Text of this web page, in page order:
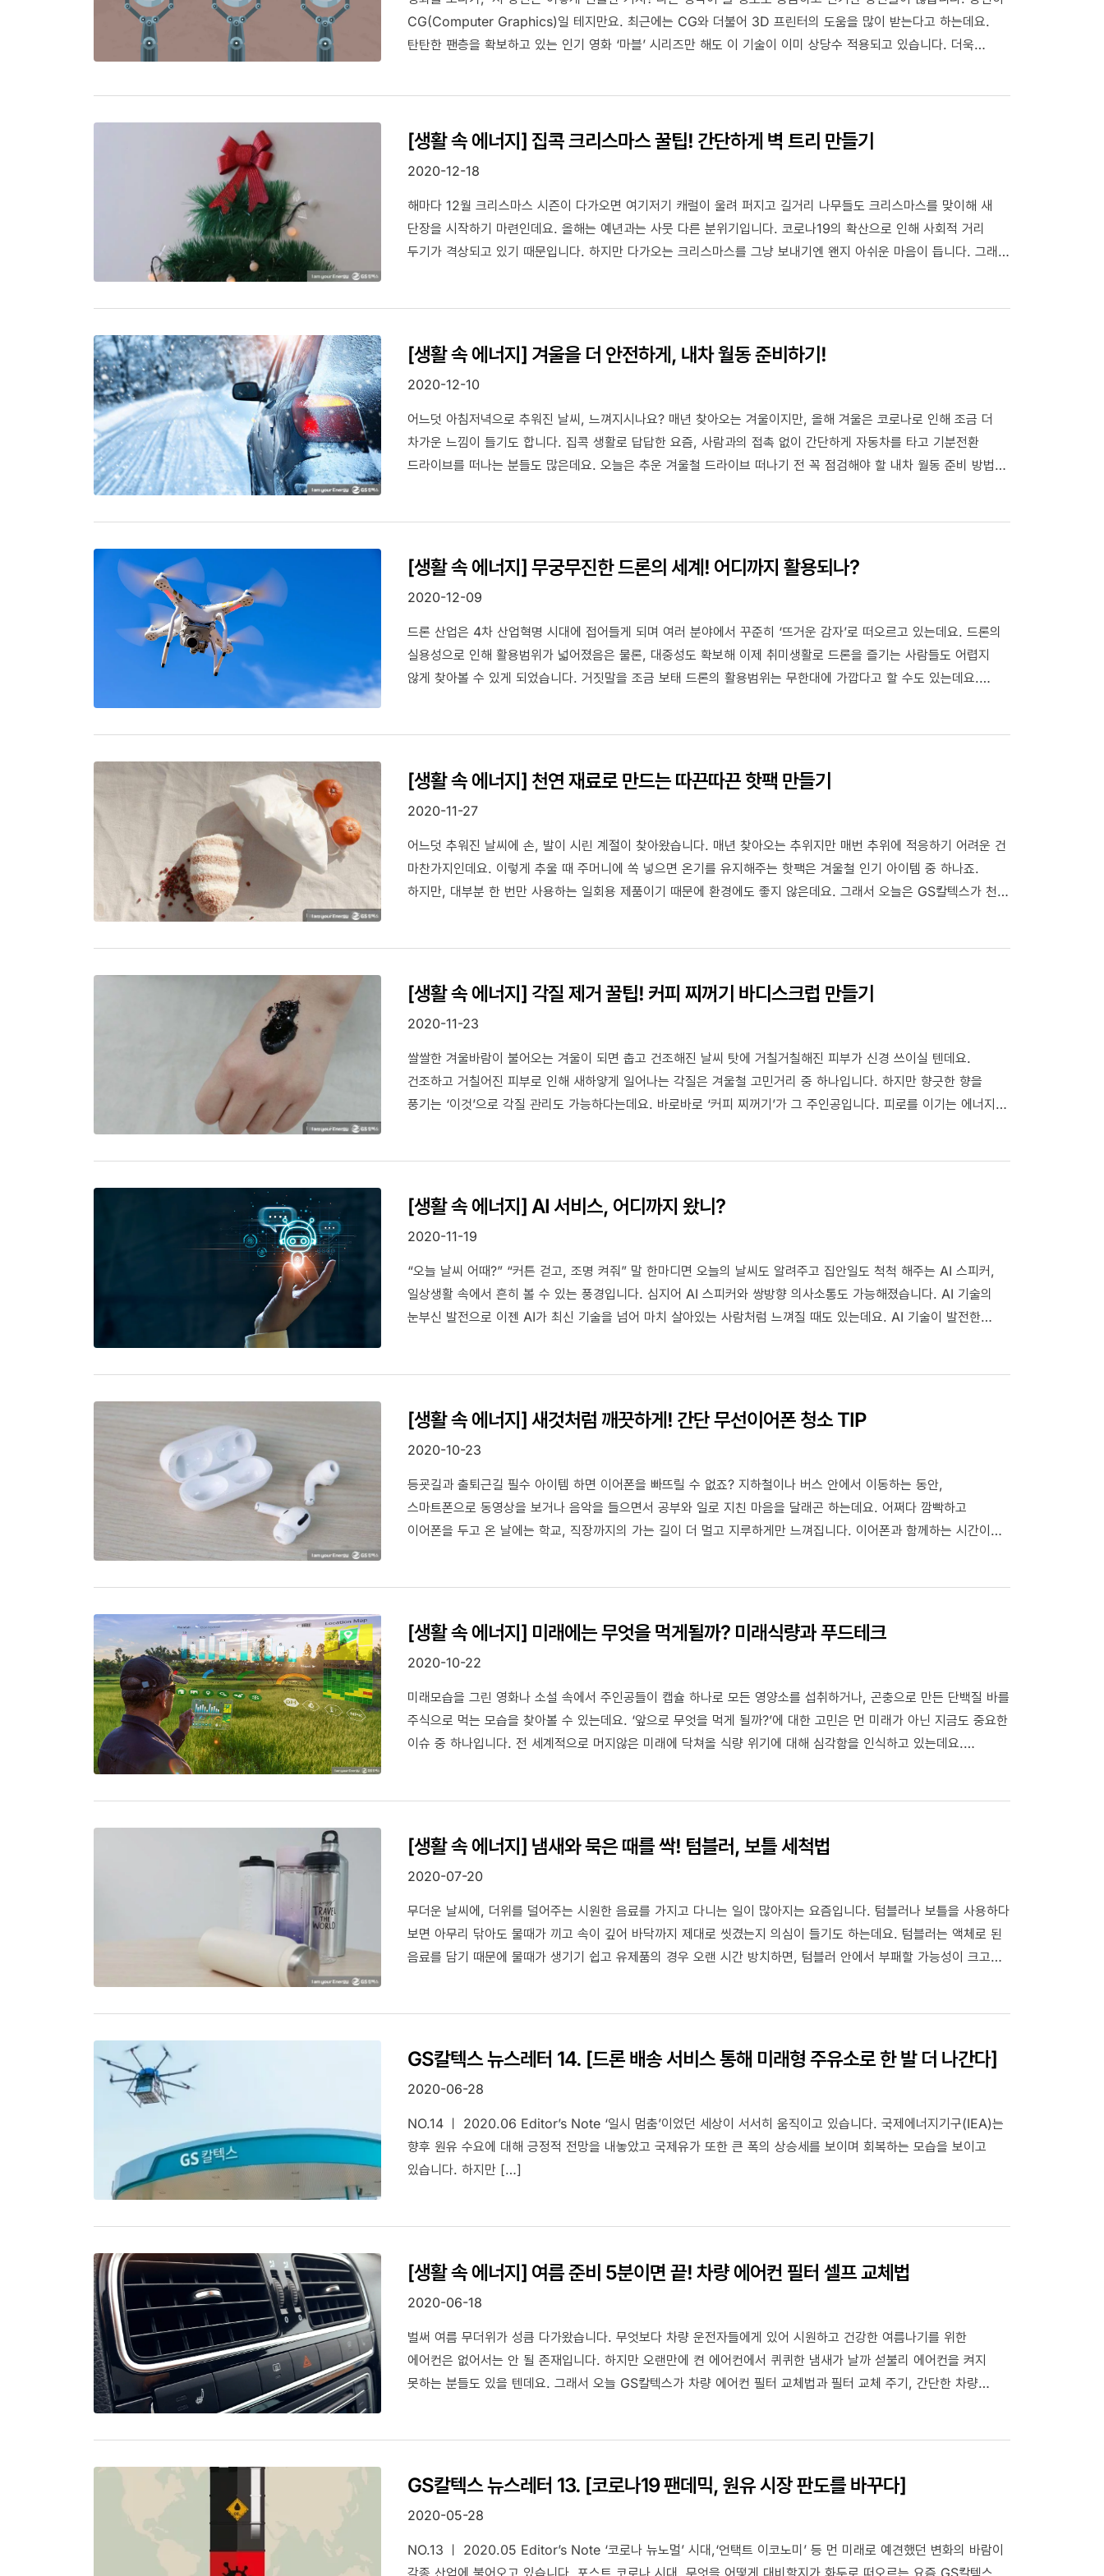
CG(Computer Graphics)일 테지만요. 최근에는 CG와 더불어 3D 프린터의 도움을 많이 받는다고 하는데요.
탄탄한 팬층을 확보하고 있는 인기 영화 ‘마블’ 시리즈만 해도 이 기술이 이미 상당수 적용되고 있습니다. 더욱
[생활 속 에너지] 집콕 크리스마스 꿀팁! 간단하게 벽 트리 만들기
2020-12-18
해마다 12월 크리스마스 시즌이 다가오면 여기저기 캐럴이 울려 퍼지고 길거리 나무들도 크리스마스를 맞이해 새
단장을 시작하기 마련인데요. 올해는 예년과는 사뭇 다른 분위기입니다. 코로나19의 확산으로 인해 사회적 거리
두기가 격상되고 있기 때문입니다. 하지만 다가오는 크리스마스를 그냥 보내기엔 왠지 아쉬운 마음이 듭니다. 그래서
[생활 속 에너지] 겨울을 더 안전하게, 내차 월동 준비하기!
2020-12-10
어느덧 아침저녁으로 추워진 날씨, 느껴지시나요? 매년 찾아오는 겨울이지만, 올해 겨울은 코로나로 인해 조금 더
차가운 느낌이 들기도 합니다. 집콕 생활로 답답한 요즘, 사람과의 접촉 없이 간단하게 자동차를 타고 기분전환
드라이브를 떠나는 분들도 많은데요. 오늘은 추운 겨울철 드라이브 떠나기 전 꼭 점검해야 할 내차 월동 준비 방법을
[생활 속 에너지] 무궁무진한 드론의 세계! 어디까지 활용되나?
2020-12-09
드론 산업은 4차 산업혁명 시대에 접어들게 되며 여러 분야에서 꾸준히 ‘뜨거운 감자’로 떠오르고 있는데요. 드론의
실용성으로 인해 활용범위가 넓어졌음은 물론, 대중성도 확보해 이제 취미생활로 드론을 즐기는 사람들도 어렵지
않게 찾아볼 수 있게 되었습니다. 거짓말을 조금 보태 드론의 활용범위는 무한대에 가깝다고 할 수도 있는데요.
[생활 속 에너지] 천연 재료로 만드는 따끈따끈 핫팩 만들기
2020-11-27
어느덧 추워진 날씨에 손, 발이 시린 계절이 찾아왔습니다. 매년 찾아오는 추위지만 매번 추위에 적응하기 어려운 건
마찬가지인데요. 이렇게 추울 때 주머니에 쏙 넣으면 온기를 유지해주는 핫팩은 겨울철 인기 아이템 중 하나죠.
하지만, 대부분 한 번만 사용하는 일회용 제품이기 때문에 환경에도 좋지 않은데요. 그래서 오늘은 GS칼텍스가 천연
[생활 속 에너지] 각질 제거 꿀팁! 커피 찌꺼기 바디스크럽 만들기
2020-11-23
쌀쌀한 겨울바람이 불어오는 겨울이 되면 춥고 건조해진 날씨 탓에 거칠거칠해진 피부가 신경 쓰이실 텐데요.
건조하고 거칠어진 피부로 인해 새하얗게 일어나는 각질은 겨울철 고민거리 중 하나입니다. 하지만 향긋한 향을
풍기는 ‘이것’으로 각질 관리도 가능하다는데요. 바로바로 ‘커피 찌꺼기’가 그 주인공입니다. 피로를 이기는 에너지인
[생활 속 에너지] AI 서비스, 어디까지 왔니?
2020-11-19
“오늘 날씨 어때?” “커튼 걷고, 조명 켜줘” 말 한마디면 오늘의 날씨도 알려주고 집안일도 척척 해주는 AI 스피커,
일상생활 속에서 흔히 볼 수 있는 풍경입니다. 심지어 AI 스피커와 쌍방향 의사소통도 가능해졌습니다. AI 기술의
눈부신 발전으로 이젠 AI가 최신 기술을 넘어 마치 살아있는 사람처럼 느껴질 때도 있는데요. AI 기술이 발전한
[생활 속 에너지] 새것처럼 깨끗하게! 간단 무선이어폰 청소 TIP
2020-10-23
등굣길과 출퇴근길 필수 아이템 하면 이어폰을 빠뜨릴 수 없죠? 지하철이나 버스 안에서 이동하는 동안,
스마트폰으로 동영상을 보거나 음악을 들으면서 공부와 일로 지친 마음을 달래곤 하는데요. 어쩌다 깜빡하고
이어폰을 두고 온 날에는 학교, 직장까지의 가는 길이 더 멀고 지루하게만 느껴집니다. 이어폰과 함께하는 시간이
[생활 속 에너지] 미래에는 무엇을 먹게될까? 미래식량과 푸드테크
2020-10-22
미래모습을 그린 영화나 소설 속에서 주인공들이 캡슐 하나로 모든 영양소를 섭취하거나, 곤충으로 만든 단백질 바를
주식으로 먹는 모습을 찾아볼 수 있는데요. ‘앞으로 무엇을 먹게 될까?’에 대한 고민은 먼 미래가 아닌 지금도 중요한
이슈 중 하나입니다. 전 세계적으로 머지않은 미래에 닥쳐올 식량 위기에 대해 심각함을 인식하고 있는데요.
합니다. 우리 함께 알아볼까요?
[생활 속 에너지] 냄새와 묵은 때를 싹! 텀블러, 보틀 세척법
2020-07-20
무더운 날씨에, 더위를 덜어주는 시원한 음료를 가지고 다니는 일이 많아지는 요즘입니다. 텀블러나 보틀을 사용하다
보면 아무리 닦아도 물때가 끼고 속이 깊어 바닥까지 제대로 씻겼는지 의심이 들기도 하는데요. 텀블러는 액체로 된
음료를 담기 때문에 물때가 생기기 쉽고 유제품의 경우 오랜 시간 방치하면, 텀블러 안에서 부패할 가능성이 크고
GS칼텍스 뉴스레터 14. [드론 배송 서비스 통해 미래형 주유소로 한 발 더 나간다]
2020-06-28
NO.14 ㅣ 2020.06 Editor’s Note ‘일시 멈춤’이었던 세상이 서서히 움직이고 있습니다. 국제에너지기구(IEA)는
향후 원유 수요에 대해 긍정적 전망을 내놓았고 국제유가 또한 큰 폭의 상승세를 보이며 회복하는 모습을 보이고
있습니다. 하지만 […]
[생활 속 에너지] 여름 준비 5분이면 끝! 차량 에어컨 필터 셀프 교체법
2020-06-18
벌써 여름 무더위가 성큼 다가왔습니다. 무엇보다 차량 운전자들에게 있어 시원하고 건강한 여름나기를 위한
에어컨은 없어서는 안 될 존재입니다. 하지만 오랜만에 켠 에어컨에서 퀴퀴한 냄새가 날까 섣불리 에어컨을 켜지
못하는 분들도 있을 텐데요. 그래서 오늘 GS칼텍스가 차량 에어컨 필터 교체법과 필터 교체 주기, 간단한 차량
GS칼텍스 뉴스레터 13. [코로나19 팬데믹, 원유 시장 판도를 바꾸다]
2020-05-28
NO.13 ㅣ 2020.05 Editor’s Note ‘코로나 뉴노멀’ 시대,‘언택트 이코노미’ 등 먼 미래로 예견했던 변화의 바람이